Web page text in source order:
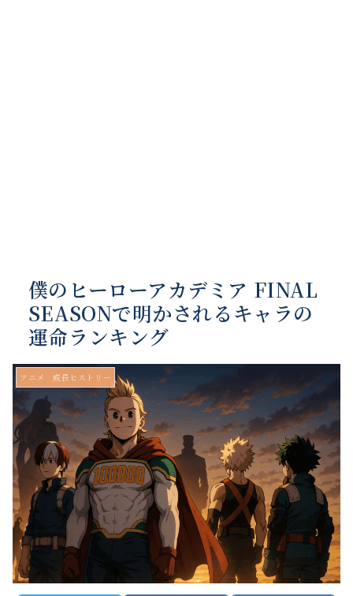
僕のヒーローアカデミア FINAL
SEASONで明かされるキャラの
運命ランキング
アニメ 成長ヒストリー